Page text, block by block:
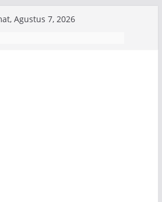
Agustus 7, 2026